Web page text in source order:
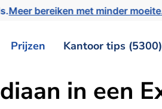
Meer bereiken met minder
Prijzen Kantoor tips (5300)
in een